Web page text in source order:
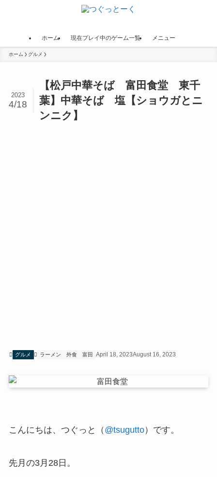
ホーム 現在プレイ中のゲーム一覧 メニュー
ホーム グルメ
【松戸中華そば 富田食堂 東千
葉】中華そば 塩【ショウガとニ
ンニク】
2023
4/18
グルメ ラーメン 外食 富田 April 18, 2023August 16, 2023
こんにちは、つぐっと（ @tsugutto）です。
先月の3月28日。